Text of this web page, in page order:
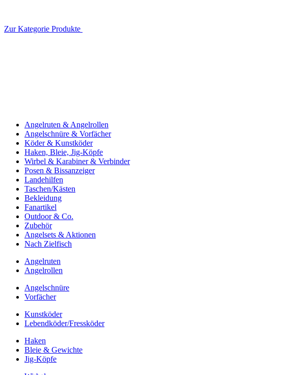
Zur Kategorie Produkte
Angelruten & Angelrollen
Angelschnüre & Vorfächer
Köder & Kunstköder
Haken, Bleie, Jig-Köpfe
Wirbel & Karabiner & Verbinder
Posen & Bissanzeiger
Landehilfen
Taschen/Kästen
Bekleidung
Fanartikel
Outdoor & Co.
Zubehör
Angelsets & Aktionen
Nach Zielfisch
Angelruten
Angelrollen
Angelschnüre
Vorfächer
Kunstköder
Lebendköder/Fressköder
Haken
Bleie & Gewichte
Jig-Köpfe